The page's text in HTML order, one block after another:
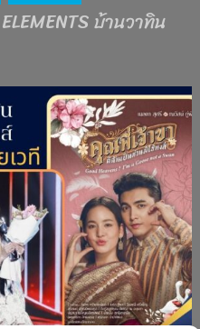
บ้านวาทิน